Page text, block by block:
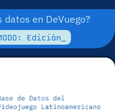
en DeVuego?
Edición_